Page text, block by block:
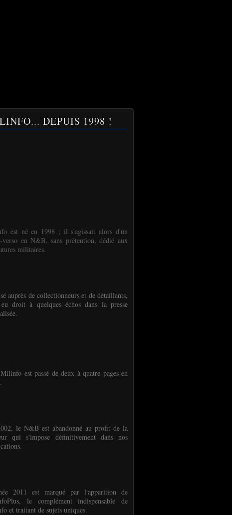
DEPUIS 1998 !
est né en 1998 ; il s'agissait alors d'un
verso en N&B, sans prétention, dédié aux
militaires.
auprès de collectionneurs et de détaillants,
droit à quelques échos dans la presse
est passé de deux à quatre pages en
le N&B est abandonné au profit de la
qui s'impose définitivement dans nos
2011 est marqué par l'apparition de
le complément indispensable de
et traitant de sujets uniques.